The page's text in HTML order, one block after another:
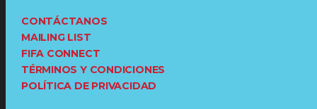
CONTÁCTANOS
MAILING LIST
FIFA CONNECT
TÉRMINOS Y CONDICIONES
POLÍTICA DE PRIVACIDAD